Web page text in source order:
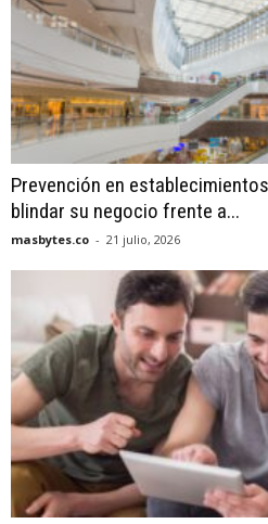
Prevención en
blindar su negocio frente a...
masbytes.co - 21 julio, 2026